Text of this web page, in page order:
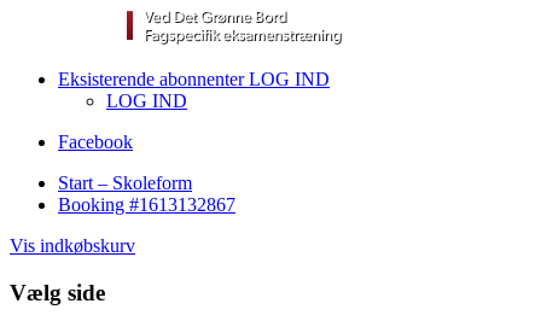
Eksisterende abonnenter LOG IND
LOG IND
Facebook
Start – Skoleform
Booking #1613132867
Vis indkøbskurv
Vælg side